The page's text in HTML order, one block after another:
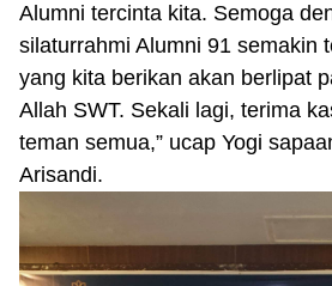
Alumni tercinta kita. Semoga
silaturrahmi Alumni 91 semakin
yang kita berikan akan berlipat
Allah SWT. Sekali lagi, terima
teman semua,” ucap Yogi
Arisandi.